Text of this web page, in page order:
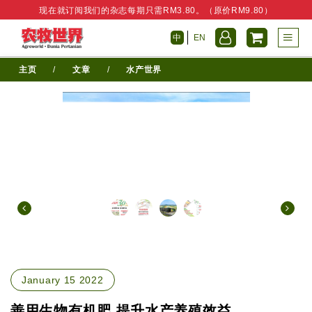
现在就订阅我们的杂志每期只需RM3.80。（原价RM9.80）
中 EN
主页 / 文章 / 水产世界
January 15 2022